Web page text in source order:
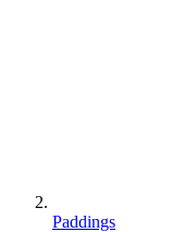
Paddings